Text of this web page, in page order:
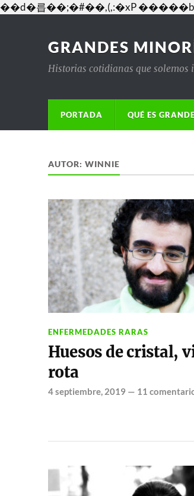
��d�릅��;�#��,(,:�xP
GRANDES
Historias cotidianas que solemos
PORTADA QUÉ ES
AUTOR: WINNIE
ENFERMEDADES RARAS
Huesos de cristal,
rota
4 septiembre, 2019— 11